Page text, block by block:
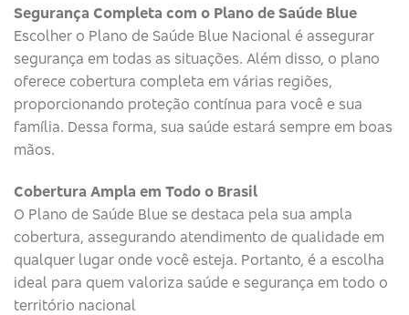
Segurança Completa com o Plano de Saúde Blue
Escolher o Plano de Saúde Blue Nacional é assegurar
segurança em todas as situações. Além disso, o plano
oferece cobertura completa em várias regiões,
proporcionando proteção contínua para você e sua
família. Dessa forma, sua saúde estará sempre em boas
mãos.
Cobertura Ampla em Todo o Brasil
O Plano de Saúde Blue se destaca pela sua ampla
cobertura, assegurando atendimento de qualidade em
qualquer lugar onde você esteja. Portanto, é a escolha
ideal para quem valoriza saúde e segurança em todo o
território nacional